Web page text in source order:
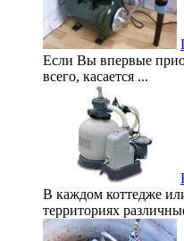
Если Вы впервые
всего, касается ...
В каждом коттедже
территориях